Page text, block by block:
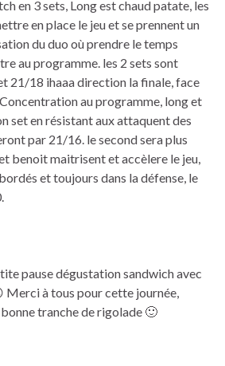
en 3 sets, Long est chaud patate, les
en place le jeu et se prennent un
du duo où prendre le temps
au programme. les 2 sets sont
21/18 ihaaa direction la finale, face
au programme, long et
set en résistant aux attaquent des
par 21/16. le second sera plus
benoit maitrisent et accèlere le jeu,
et toujours dans la défense, le
pause dégustation sandwich avec
Merci à tous pour cette journée,
tranche de rigolade 🙂